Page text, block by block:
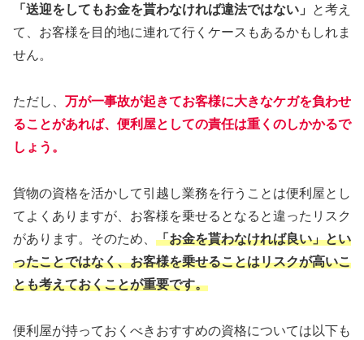
「送迎をしてもお金を貰わなければ違法ではない」
と考え
て、お客様を目的地に連れて行くケースもあるかもしれま
せん。
ただし、 万が一事故が起きてお客様に大きなケガを負わせ
ることがあれば、便利屋としての責任は重くのしかかるで
しょう。
貨物の資格を活かして引越し業務を行うことは便利屋とし
てよくありますが、お客様を乗せるとなると違ったリスク
があります。そのため、 「お金を貰わなければ良い」とい
ったことではなく、お客様を乗せることはリスクが高いこ
とも考えておくことが重要です。
便利屋が持っておくべきおすすめの資格については以下も